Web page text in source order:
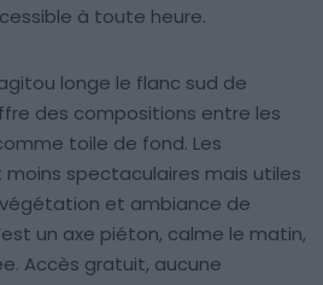
à toute heure.
longe le flanc sud de
des compositions entre les
toile de fond. Les
moins spectaculaires mais utiles
et ambiance de
un axe piéton, calme le matin,
Accès gratuit, aucune